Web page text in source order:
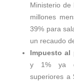
Ministerio de
millones
39% para
un recaudo
Impuesto al
y 1% ya
superiores a